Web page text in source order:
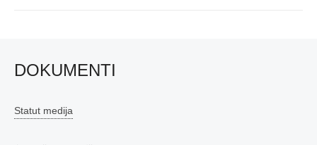
DOKUMENTI
Statut medija